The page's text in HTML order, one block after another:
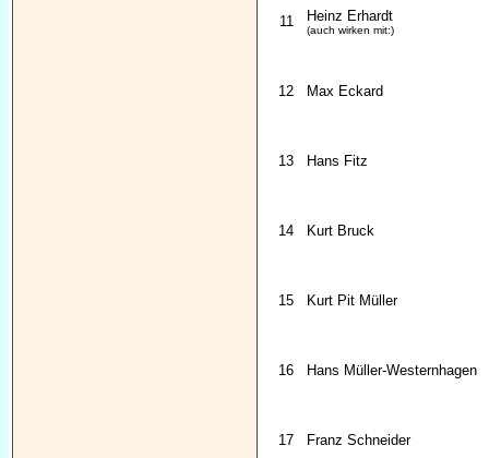
11 Heinz Erhardt
(auch wirken mit:)
12 Max Eckard
13 Hans Fitz
14 Kurt Bruck
15 Kurt Pit Müller
16 Hans Müller-Westernhagen
17 Franz Schneider